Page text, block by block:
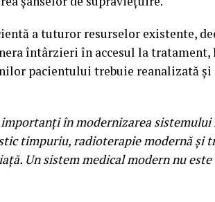
a tuturor resurselor existente,
întârzieri în accesul la tratament,
pacientului trebuie reanalizată și
în modernizarea sistemului
timpuriu, radioterapie modernă și
Un sistem medical modern nu